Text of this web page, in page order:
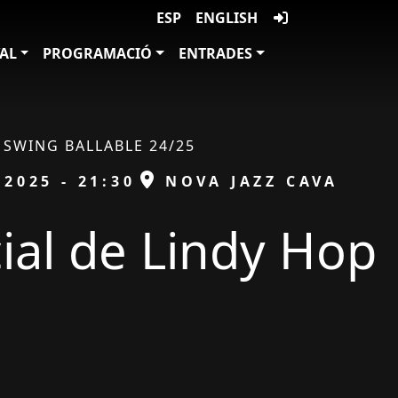
ESP
ENGLISH
PROGRAMACIÓ
ENTRADES
SWING BALLABLE 24/25
- 21:30 ESPAI
NOVA JAZZ CAVA
de Lindy Hop